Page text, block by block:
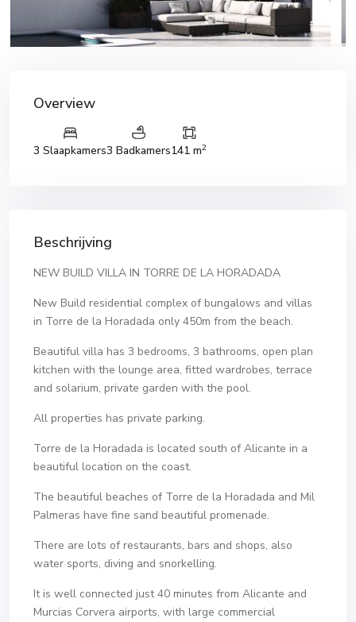
Overview
3 Slaapkamers3 Badkamers141 m2
Beschrijving
NEW BUILD VILLA IN TORRE DE LA HORADADA
New Build residential complex of bungalows and villas
in Torre de la Horadada only 450m from the beach.
Beautiful villa has 3 bedrooms, 3 bathrooms, open plan
kitchen with the lounge area, fitted wardrobes, terrace
and solarium, private garden with the pool.
All properties has private parking.
Torre de la Horadada is located south of Alicante in a
beautiful location on the coast.
The beautiful beaches of Torre de la Horadada and Mil
Palmeras have fine sand beautiful promenade.
There are lots of restaurants, bars and shops, also
water sports, diving and snorkelling.
It is well connected just 40 minutes from Alicante and
Murcias Corvera airports, with large commercial